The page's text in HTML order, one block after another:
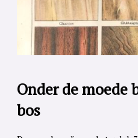
Onder de moede
bos